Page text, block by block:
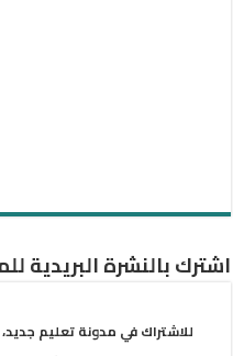
اشترك بالنشرة البريدية
للاشتراك في مدونة تعليم